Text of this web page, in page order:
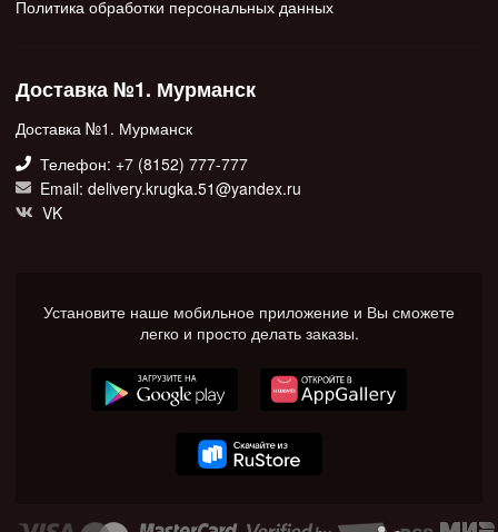
Политика обработки персональных данных
Доставка №1. Мурманск
Доставка №1. Мурманск
Телефон: +7 (8152) 777-777
Email: delivery.krugka.51@yandex.ru
VK
Установите наше мобильное приложение и Вы сможете
легко и просто делать заказы.